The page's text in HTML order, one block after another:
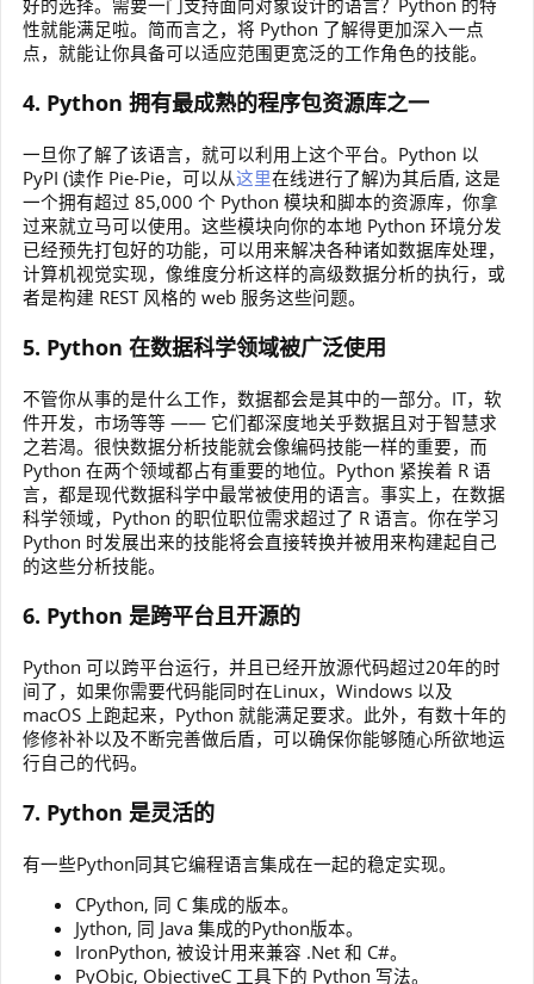
性就能满足啦。简而言之，将 Python 了解得更加深入一点
点，就能让你具备可以适应范围更宽泛的工作角色的技能。
4. Python 拥有最成熟的程序包资源库之一
一旦你了解了该语言，就可以利用上这个平台。Python 以
PyPI (读作 Pie-Pie，可以从这里在线进行了解)为其后盾, 这是
一个拥有超过 85,000 个 Python 模块和脚本的资源库，你拿
过来就立马可以使用。这些模块向你的本地 Python 环境分发
已经预先打包好的功能，可以用来解决各种诸如数据库处理，
计算机视觉实现，像维度分析这样的高级数据分析的执行，或
者是构建 REST 风格的 web 服务这些问题。
5. Python 在数据科学领域被广泛使用
不管你从事的是什么工作，数据都会是其中的一部分。IT，软
件开发，市场等等 —— 它们都深度地关乎数据且对于智慧求
之若渴。很快数据分析技能就会像编码技能一样的重要，而
Python 在两个领域都占有重要的地位。Python 紧挨着 R 语
言，都是现代数据科学中最常被使用的语言。事实上，在数据
科学领域，Python 的职位职位需求超过了 R 语言。你在学习
Python 时发展出来的技能将会直接转换并被用来构建起自己
的这些分析技能。
6. Python 是跨平台且开源的
Python 可以跨平台运行，并且已经开放源代码超过20年的时
间了，如果你需要代码能同时在Linux，Windows 以及
macOS 上跑起来，Python 就能满足要求。此外，有数十年的
修修补补以及不断完善做后盾，可以确保你能够随心所欲地运
行自己的代码。
7. Python 是灵活的
有一些Python同其它编程语言集成在一起的稳定实现。
CPython, 同 C 集成的版本。
Jython, 同 Java 集成的Python版本。
IronPython, 被设计用来兼容 .Net 和 C#。
PyObjc, ObjectiveC 工具下的 Python 写法。